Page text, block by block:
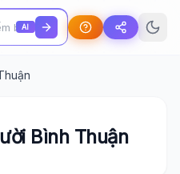
AI
Bình Thuận